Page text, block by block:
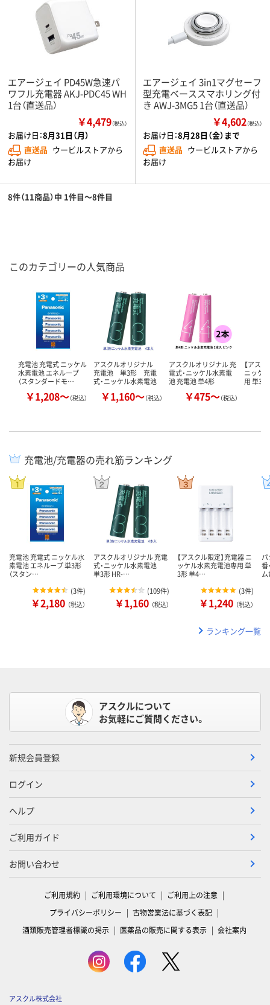
エアージェイ PD45W急速パ
ワフル充電器 AKJ-PDC45 WH
1台（直送品）
￥4,479（税込）
お届け日：8月31日（月）
直送品 ウービルストアから
お届け
エアージェイ 3in1マグセーフ
型充電ベーススマホリング付
き AWJ-3MG5 1台（直送品）
￥4,602（税込）
お届け日：8月28日（金）まで
直送品 ウービルストアから
お届け
8件（11商品）中 1件目～8件目
このカテゴリーの人気商品
充電池 充電式 ニッケル
水素電池 エネループ
（スタンダードモ…
￥1,208～（税込）
アスクルオリジナル
充電池 単3形 充電
式・ニッケル水素電池
￥1,160～（税込）
アスクルオリジナル 充
電式・ニッケル水素電
池 充電池 単4形
￥475～（税込）
【アス
ニッケ
用 単3
充電池/充電器の売れ筋ランキング
充電池 充電式 ニッケル水
素電池 エネループ 単3形
（スタン…
(3件)
￥2,180 （税込）
アスクルオリジナル 充電
式・ニッケル水素電池
単3形 HR-…
(109件)
￥1,160 （税込）
【アスクル限定】充電器 ニ
ッケル水素充電池専用 単
3形 単4…
(3件)
￥1,240 （税込）
番
ランキング一覧
アスクルについて
お気軽にご質問ください。
新規会員登録
ログイン
ヘルプ
ご利用ガイド
お問い合わせ
ご利用規約 ご利用環境について
ご利用上の注意
プライバシーポリシー
古物営業法に基づく表記
酒類販売管理者標識の掲示
医薬品の販売に関する表示 会社案内
アスクル株式会社